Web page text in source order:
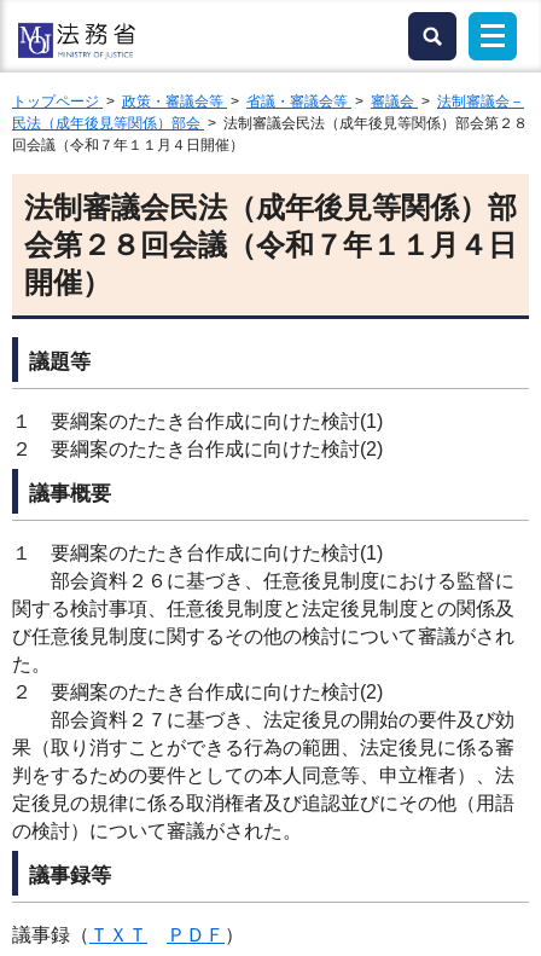
トップページ > 政策・審議会等 > 省議・審議会等 > 審議会 > 法制審議会－
民法（成年後見等関係）部会 > 法制審議会民法（成年後見等関係）部会第２８
回会議（令和７年１１月４日開催）
法制審議会民法（成年後見等関係）部
会第２８回会議（令和７年１１月４日
開催）
議題等
１ 要綱案のたたき台作成に向けた検討(1)
２ 要綱案のたたき台作成に向けた検討(2)
議事概要
１ 要綱案のたたき台作成に向けた検討(1)
部会資料２６に基づき、任意後見制度における監督に
関する検討事項、任意後見制度と法定後見制度との関係及
び任意後見制度に関するその他の検討について審議がされ
た。
２ 要綱案のたたき台作成に向けた検討(2)
部会資料２７に基づき、法定後見の開始の要件及び効
果（取り消すことができる行為の範囲、法定後見に係る審
判をするための要件としての本人同意等、申立権者）、法
定後見の規律に係る取消権者及び追認並びにその他（用語
の検討）について審議がされた。
議事録等
議事録（ ＴＸＴ ＰＤＦ ）